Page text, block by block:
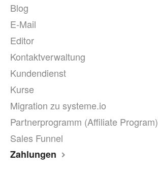
Blog
E-Mail
Editor
Kontaktverwaltung
Kundendienst
Kurse
Migration zu systeme.io
Partnerprogramm (Affiliate Program)
Sales Funnel
Zahlungen